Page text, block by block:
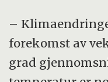
–
forekomst av
grad